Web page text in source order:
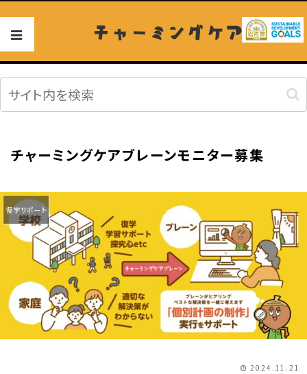
チャーミングケア
チャーミングケアブレーンモニター募集
復学サポート
2024.11.21